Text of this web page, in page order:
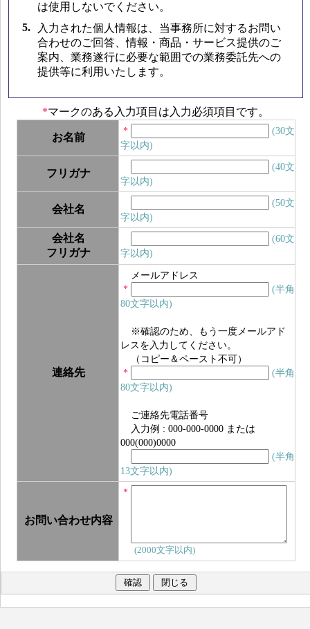
は使用しないでください。
5.
入力された個人情報は、当事務所に対するお問い
合わせのご回答、情報・商品・サービス提供のご
案内、業務遂行に必要な範囲での業務委託先への
提供等に利用いたします。
*マークのある入力項目は入力必須項目です。
お名前
*
(30文
字以内)
フリガナ
(40文
字以内)
会社名
(50文
字以内)
会社名
フリガナ
(60文
字以内)
連絡先
メールアドレス
*
(半角
80文字以内)
※確認のため、もう一度メールアド
レスを入力してください。
（コピー＆ペースト不可）
*
(半角
80文字以内)
ご連絡先電話番号
入力例 : 000-000-0000 または
000(000)0000
(半角
13文字以内)
お問い合わせ内容
*
(2000文字以内)